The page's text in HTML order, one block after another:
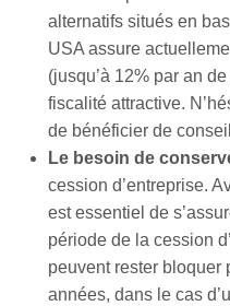
alternatifs situés en
USA assure
(jusqu’à 12% par an
fiscalité attractive.
de bénéficier de
Le besoin de
cession d’entreprise.
est essentiel de
période de la cession
peuvent rester bloquer
années, dans le cas